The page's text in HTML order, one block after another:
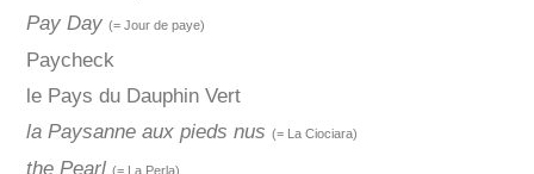
Pay Day (= Jour de paye)
Paycheck
le Pays du Dauphin Vert
la Paysanne aux pieds nus (= La Ciociara)
the Pearl (= La Perla)